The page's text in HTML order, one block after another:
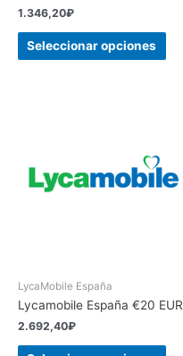
1.346,20₽
Seleccionar opciones
LycaMobile España
Lycamobile España €20 EUR
2.692,40₽